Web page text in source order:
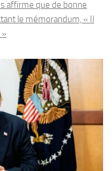
affirme que de bonne
le mémorandum, « Il